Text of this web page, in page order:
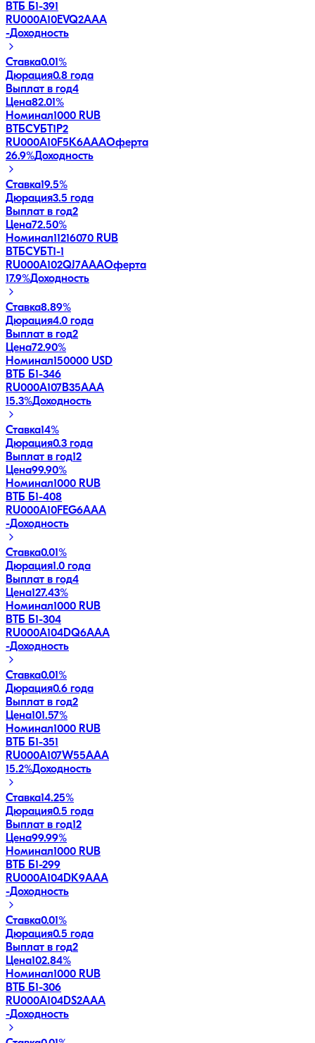
ВТБ Б1-391
RU000A10EVQ2AAA
-Доходность
Ставка0.01%
Дюрация0.8 года
Выплат в год4
Цена82.01%
Номинал1000 RUB
ВТБСУБТ1Р2
RU000A10F5K6AAAОферта
26.9%Доходность
Ставка19.5%
Дюрация3.5 года
Выплат в год2
Цена72.50%
Номинал11216070 RUB
ВТБСУБТ1-1
RU000A102QJ7AAAОферта
17.9%Доходность
Ставка8.89%
Дюрация4.0 года
Выплат в год2
Цена72.90%
Номинал150000 USD
ВТБ Б1-346
RU000A107B35AAA
15.3%Доходность
Ставка14%
Дюрация0.3 года
Выплат в год12
Цена99.90%
Номинал1000 RUB
ВТБ Б1-408
RU000A10FEG6AAA
-Доходность
Ставка0.01%
Дюрация1.0 года
Выплат в год4
Цена127.43%
Номинал1000 RUB
ВТБ Б1-304
RU000A104DQ6AAA
-Доходность
Ставка0.01%
Дюрация0.6 года
Выплат в год2
Цена101.57%
Номинал1000 RUB
ВТБ Б1-351
RU000A107W55AAA
15.2%Доходность
Ставка14.25%
Дюрация0.5 года
Выплат в год12
Цена99.99%
Номинал1000 RUB
ВТБ Б1-299
RU000A104DK9AAA
-Доходность
Ставка0.01%
Дюрация0.5 года
Выплат в год2
Цена102.84%
Номинал1000 RUB
ВТБ Б1-306
RU000A104DS2AAA
-Доходность